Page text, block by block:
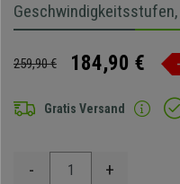
259,90 € 184,90 €
Gratis Versand
- +